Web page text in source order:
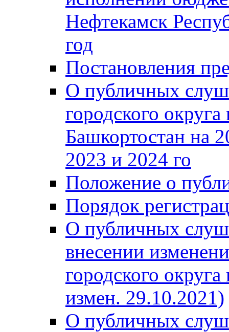
Нефтекамск
год
Постановления
О публичных
городского
Башкортостан на
2023 и 2024 го
Положение о
Порядок
О публичных
внесении
городского
измен. 29.10.2021)
О публичных